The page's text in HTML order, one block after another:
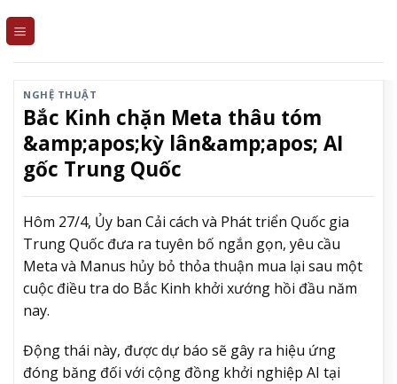
NGHỆ THUẬT
Bắc Kinh chặn Meta thâu tóm
&amp;apos;kỳ lân&amp;apos; AI
gốc Trung Quốc
Hôm 27/4, Ủy ban Cải cách và Phát triển Quốc gia
Trung Quốc đưa ra tuyên bố ngắn gọn, yêu cầu
Meta và Manus hủy bỏ thỏa thuận mua lại sau một
cuộc điều tra do Bắc Kinh khởi xướng hồi đầu năm
nay.
Động thái này, được dự báo sẽ gây ra hiệu ứng
đóng băng đối với cộng đồng khởi nghiệp AI tại